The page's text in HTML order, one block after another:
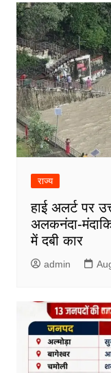
राज्य
हाई अलर्ट पर
अलकनंदा-
में दबी कार
admin